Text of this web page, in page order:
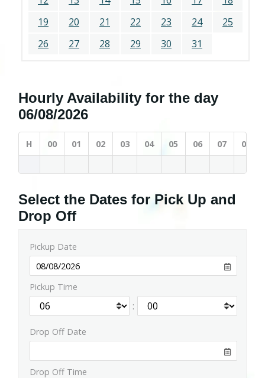
19
20 21 22 23 24
25
26
27 28 29 30 31
Hourly Availability for the day
06/08/2026
H 00 01 02 03 04 05 06 07 08
Select the Dates for Pick Up and
Drop Off
Pickup Date
Pickup Time
:
Drop Off Date
Drop Off Time